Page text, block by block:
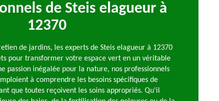
de Steis elagueur à
12370
de jardins, les experts de Steis elagueur à 12370
pour transformer votre espace vert en un véritable
passion inégalée pour la nature, nos professionnels
à comprendre les besoins spécifiques de
que toutes reçoivent les soins appropriés. Qu'il